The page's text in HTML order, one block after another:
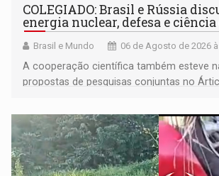
COLEGIADO: Brasil e Rússia
energia nuclear, defesa e
Brasil e Mundo 06 de Agosto de 2026
A cooperação científica também esteve
propostas de pesquisas conjuntas no